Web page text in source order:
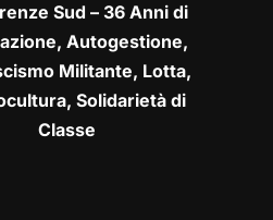
Sud – 36 Anni di
Autogestione,
Militante, Lotta,
Solidarietà di
Classe